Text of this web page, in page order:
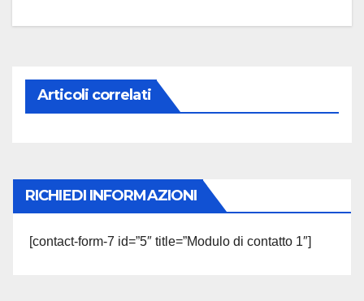
Articoli correlati
RICHIEDI INFORMAZIONI
[contact-form-7 id=”5″ title=”Modulo di contatto 1″]